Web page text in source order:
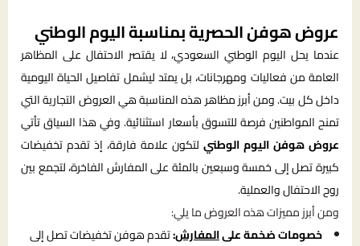
عروض هوفن الحصرية بمناسبة اليوم الوطني
عندما يحل اليوم الوطني السعودي، لا يقتصر الاحتفال على المظاهر
العامة من فعاليات ومهرجانات، بل يمتد ليشمل تفاصيل الحياة اليومية
داخل كل بيت. ومن أبرز مظاهر هذه المناسبة هي العروض التجارية التي
تمنح المواطنين فرصة للتسوق بأسعار استثنائية. وفي هذا السياق تأتي
عروض هوفن اليوم الوطني لتكون علامة فارقة، إذ تقدم تخفيضات
كبيرة تصل إلى خمسة وسبعين بالمئة على المفارش الفاخرة، لتجمع بين
روح الاحتفال والعملية.
ومن أبرز مميزات هذه العروض ما يلي:
خصومات ضخمة علىالمفارش:تقدم هوفن تخفيضات تصل إلى